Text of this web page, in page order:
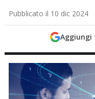
Pubblicato il 10 dic 2024
Aggiungi